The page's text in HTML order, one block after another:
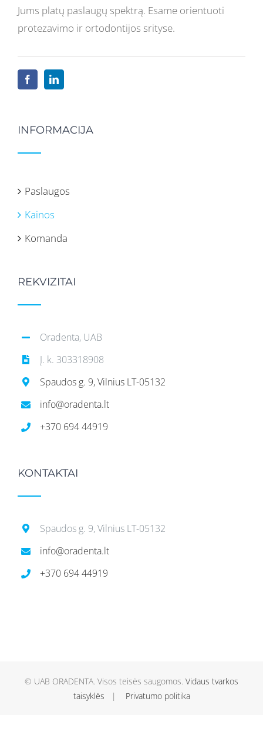
Jums platų paslaugų spektrą. Esame orientuoti
protezavimo ir ortodontijos srityse.
INFORMACIJA
Paslaugos
Kainos
Komanda
REKVIZITAI
Oradenta, UAB
Į. k. 303318908
Spaudos g. 9, Vilnius LT-05132
info@oradenta.lt
+370 694 44919
KONTAKTAI
Spaudos g. 9, Vilnius LT-05132
info@oradenta.lt
+370 694 44919
© UAB ORADENTA. Visos teisės saugomos. Vidaus tvarkos
taisyklės | Privatumo politika